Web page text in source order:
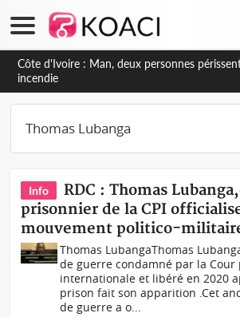
Côte d'Ivoire : Man, deux personnes
incendie
Info
RDC : Thomas
prisonnier de la CPI
mouvement politico-
Thomas LubangaThomas
de guerre condamné par la Cour
internationale et libéré en 2020
prison fait son apparition .Cet
de guerre a o...